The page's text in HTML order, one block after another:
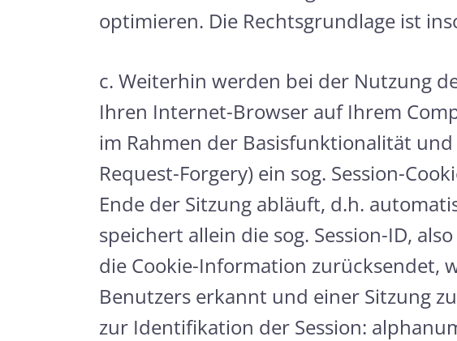
optimieren. Die Rechtsgrundlage ist
c. Weiterhin werden bei der Nutzung
Ihren Internet-Browser auf Ihrem
im Rahmen der Basisfunktionalität
Request-Forgery) ein sog. Session-
Ende der Sitzung abläuft, d.h.
speichert allein die sog. Session-ID,
die Cookie-Information zurücksendet,
Benutzers erkannt und einer Sitzung
zur Identifikation der Session: